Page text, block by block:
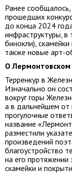
Ранее
прошедших
до конца 2024
инфраструктуры, в
бинокли),
также новые арт-
О Лермонтовском
Терренкур в
Изначально он
вокруг горы
а в дальнейшем от
прогулочные
название
разместили
произведений
благоустройство
на его
скамейки и